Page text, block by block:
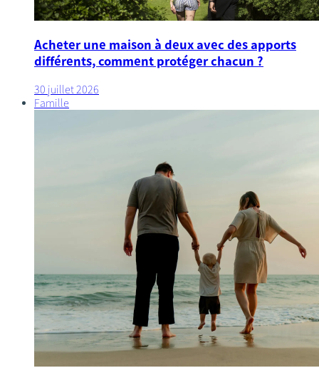
Acheter une maison à deux avec des apports
différents, comment protéger chacun ?
30 juillet 2026
Famille